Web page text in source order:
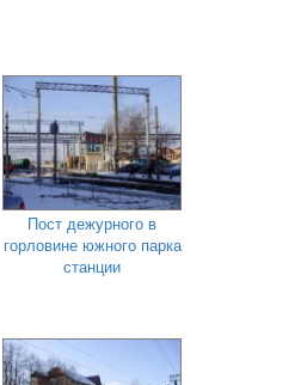
Пост дежурного в
горловине южного парка
станции